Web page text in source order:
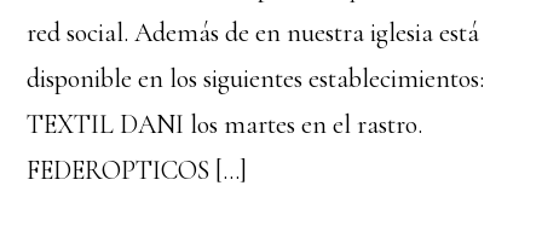
red social. Además de en nuestra iglesia está
disponible en los siguientes establecimientos:
TEXTIL DANI los martes en el rastro.
FEDEROPTICOS […]